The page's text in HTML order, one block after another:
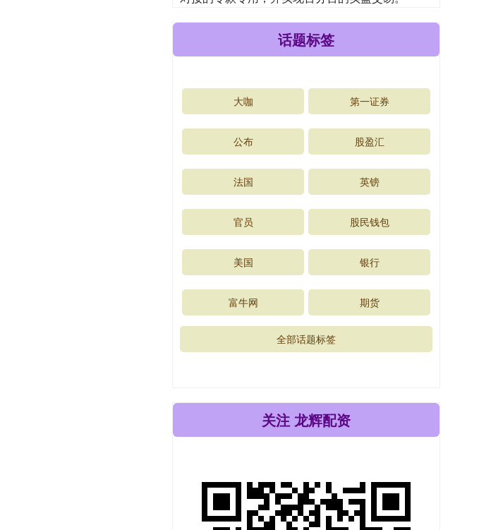
话题标签
大咖 第一证券
公布 股盈汇
法国 英镑
官员 股民钱包
美国 银行
富牛网 期货
全部话题标签
关注 龙辉配资